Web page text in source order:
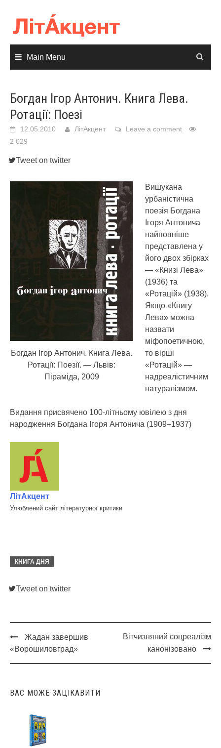
content
Main Menu
Богдан Ігор Антонич. Книга Лева.
Ротації: Поезі
12.05.2010 ЛітАкцент
Leave a comment
2 029
Tweet on twitter
Богдан Ігор Антонич. Книга Лева.
Ротації: Поезії. — Львів:
Піраміда, 2009
Вишукана
урбаністична
поезія Богдана
Ігоря Антонича
найповніше
представлена у
його двох збірках
— «Книзі Лева»
(1936) та
«Ротацій» (1938).
Якщо «Книгу
Лева» можна
назвати
міфопоетичною,
то вірші
«Ротацій» —
надреалістичним
натуралізмом.
Видання присвячено 100-літньому ювілею з дня
народження Богдана Ігоря Антонича (1909–1937)
ЛітАкцент
Улюблений сайт літературної критики
КНИГА ДНЯ
Tweet on twitter
Post
navigation
Жадан завершив
«Ворошиловград»
Вітчизняний соцреалізм
канонізовано
ВАС МОЖЕ ЗАЦІКАВИТИ